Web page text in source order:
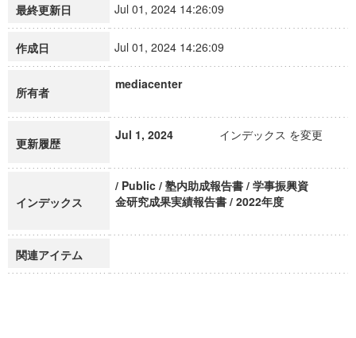
最終更新日 Jul 01, 2024 14:26:09
作成日 Jul 01, 2024 14:26:09
所有者
mediacenter
更新履歴
Jul 1, 2024 インデックス を変更
インデックス
/ Public / 塾内助成報告書 / 学事振興資
金研究成果実績報告書 / 2022年度
関連アイテム